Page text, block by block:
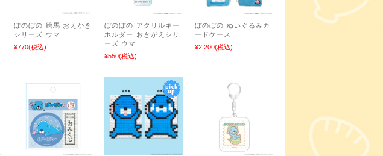
ぼのぼの 絵馬 おえかき
シリーズ ウマ
¥770(税込)
ぼのぼの アクリルキー
ホルダー おきがえシリ
ーズ ウマ
¥550(税込)
ぼのぼの ぬいぐるみカ
ードケース
¥2,200(税込)